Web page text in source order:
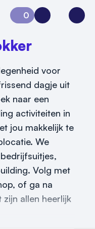
0
Aanvraag 0Inloggen
voor
dagje uit
naar een
activiteiten in
jou makkelijk te
We
Volg met
of ga na
allen heerlijk